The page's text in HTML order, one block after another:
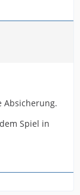
Absicherung.
Spiel in